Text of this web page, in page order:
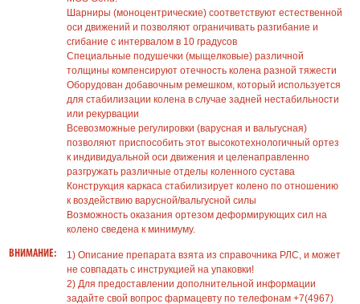
Шарниры (моноцентрические) соответствуют естественной
оси движений и позволяют ограничивать разгибание и
сгибание с интервалом в 10 градусов
Специальные подушечки (мыщелковые) различной
толщины компенсируют отечность колена разной тяжести
Оборудован добавочным ремешком, который используется
для стабилизации колена в случае задней нестабильности
или рекурвации
Всевозможные регулировки (варусная и вальгусная)
позволяют приспособить этот высокотехнологичный ортез
к индивидуальной оси движения и целенаправленно
разгружать различные отделы коленного сустава
Конструкция каркаса стабилизирует колено по отношению
к воздействию варусной/вальгусной силы
Возможность оказания ортезом деформирующих сил на
колено сведена к минимуму.
ВНИМАНИЕ:
1) Описание препарата взята из справочника РЛС, и может
не совпадать с инструкцией на упаковки!
2) Для предоставлении дополнительной информации
задайте свой вопрос фармацевту по телефонам +7(4967)